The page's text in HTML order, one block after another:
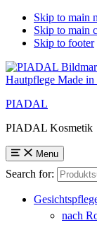
Skip to main
Skip to main
Skip to footer
PIADAL
PIADAL Kosmetik
Menu
Search for:
nach